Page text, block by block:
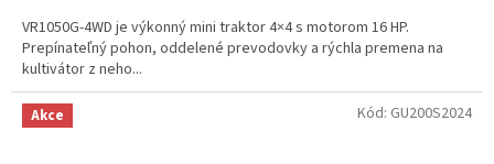
VR1050G-4WD je výkonný mini traktor 4×4 s motorom 16 HP.
Prepínateľný pohon, oddelené prevodovky a rýchla premena na
kultivátor z neho...
Akce Kód: GU200S2024